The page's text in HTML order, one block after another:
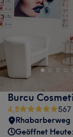
Burcu
4,8
Rhabarberweg
Geöffnet